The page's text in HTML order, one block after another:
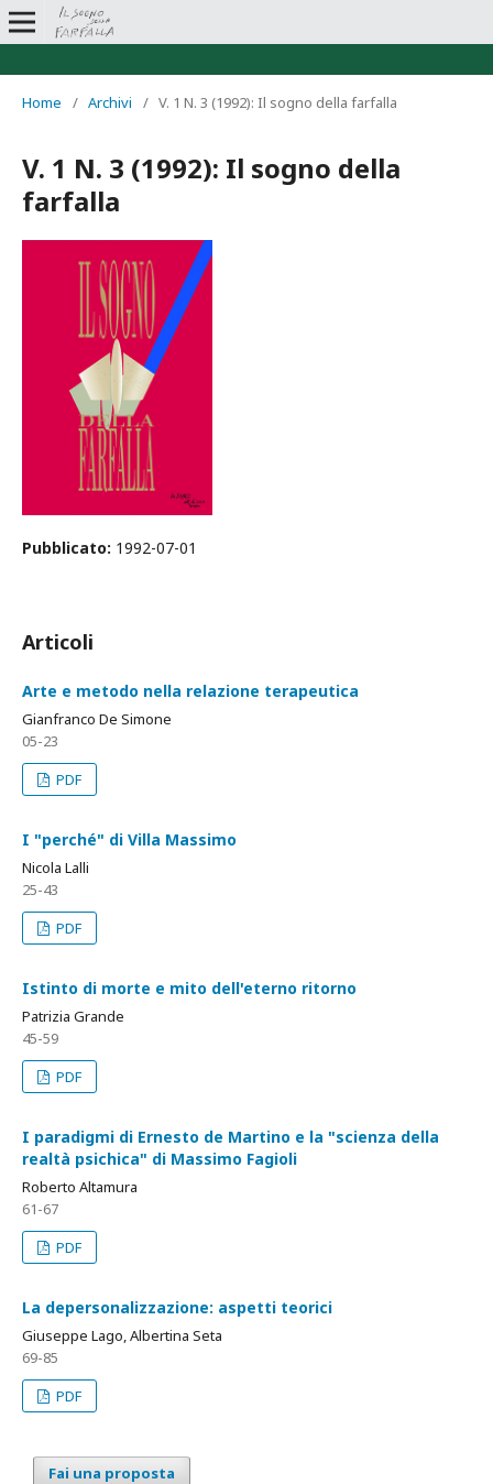
Home / Archivi / V. 1 N. 3 (1992): Il sogno della farfalla
V. 1 N. 3 (1992): Il sogno della
farfalla
Pubblicato: 1992-07-01
Articoli
Arte e metodo nella relazione terapeutica
Gianfranco De Simone
05-23
PDF
I "perché" di Villa Massimo
Nicola Lalli
25-43
PDF
Istinto di morte e mito dell'eterno ritorno
Patrizia Grande
45-59
PDF
I paradigmi di Ernesto de Martino e la "scienza della
realtà psichica" di Massimo Fagioli
Roberto Altamura
61-67
PDF
La depersonalizzazione: aspetti teorici
Giuseppe Lago, Albertina Seta
69-85
PDF
Fai una proposta